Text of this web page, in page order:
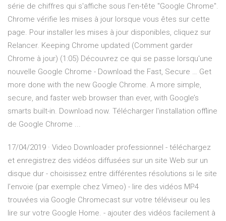
série de chiffres qui s'affiche sous l'en-tête "Google Chrome".
Chrome vérifie les mises à jour lorsque vous êtes sur cette
page. Pour installer les mises à jour disponibles, cliquez sur
Relancer. Keeping Chrome updated (Comment garder
Chrome à jour) (1:05) Découvrez ce qui se passe lorsqu'une
nouvelle Google Chrome - Download the Fast, Secure … Get
more done with the new Google Chrome. A more simple,
secure, and faster web browser than ever, with Google’s
smarts built-in. Download now. Télécharger l'installation offline
de Google Chrome ...
17/04/2019 · Video Downloader professionnel - téléchargez
et enregistrez des vidéos diffusées sur un site Web sur un
disque dur - choisissez entre différentes résolutions si le site
l’envoie (par exemple chez Vimeo) - lire des vidéos MP4
trouvées via Google Chromecast sur votre téléviseur ou les
lire sur votre Google Home. - ajouter des vidéos facilement à